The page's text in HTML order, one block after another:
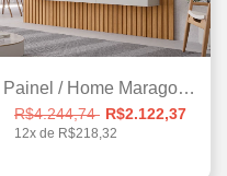
Painel / Home Maragogi 230 para Tvs até...
R$4.244,74 R$2.122,37
12x de R$218,32